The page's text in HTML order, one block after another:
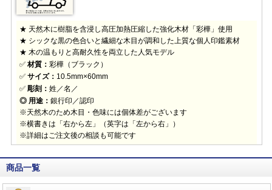
★ 天然木に樹脂を含浸し高圧加熱圧縮した強化木材「彩樺」使用
★ シックな黒の色合いと繊細な木目が調和した上質な個人印鑑素材
★ 木の温もりと高耐久性を両立した人気モデル
✅ 材質： 彩樺（ブラック）
✅ サイズ： 10.5mm×60mm
✅ 彫刻： 姓／名／
◎ 用途： 銀行印／認印
※天然木のため木目・色味には個体差がございます
※横書きは「右から左」（英字は「左から右」）
※詳細はご注文後の相談も可能です
商品一覧